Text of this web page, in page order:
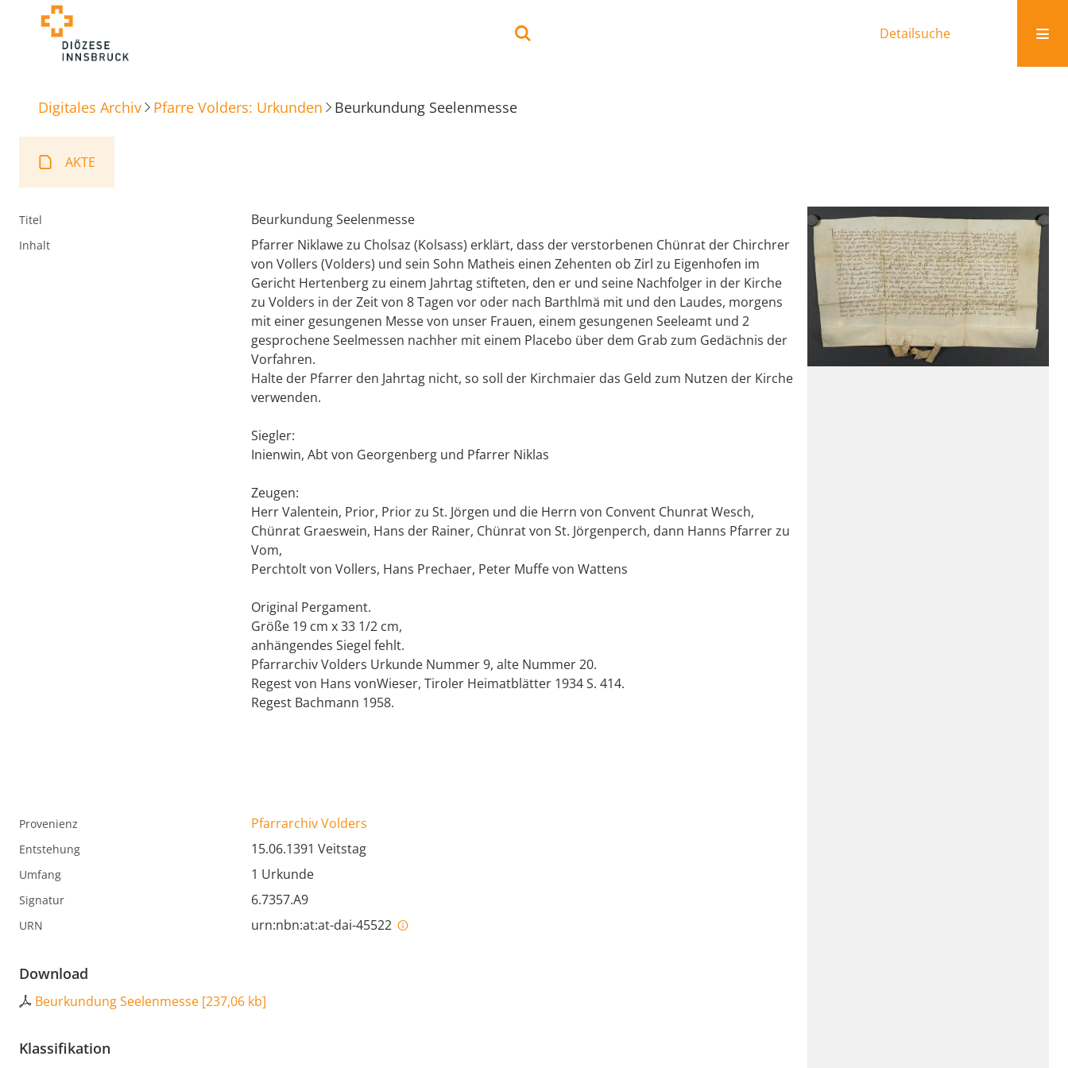
Detailsuche
Digitales Archiv Pfarre Volders: Urkunden Beurkundung Seelenmesse
AKTE
Titel Beurkundung Seelenmesse
Inhalt
Pfarrer Niklawe zu Cholsaz (Kolsass) erklärt, dass der verstorbenen Chünrat der Chirchrer
von Vollers (Volders) und sein Sohn Matheis einen Zehenten ob Zirl zu Eigenhofen im
Gericht Hertenberg zu einem Jahrtag stifteten, den er und seine Nachfolger in der Kirche
zu Volders in der Zeit von 8 Tagen vor oder nach Barthlmä mit und den Laudes, morgens
mit einer gesungenen Messe von unser Frauen, einem gesungenen Seeleamt und 2
gesprochene Seelmessen nachher mit einem Placebo über dem Grab zum Gedächnis der
Vorfahren.
Halte der Pfarrer den Jahrtag nicht, so soll der Kirchmaier das Geld zum Nutzen der Kirche
verwenden.
Siegler:
Inienwin, Abt von Georgenberg und Pfarrer Niklas
Zeugen:
Herr Valentein, Prior, Prior zu St. Jörgen und die Herrn von Convent Chunrat Wesch,
Chünrat Graeswein, Hans der Rainer, Chünrat von St. Jörgenperch, dann Hanns Pfarrer zu
Vom,
Perchtolt von Vollers, Hans Prechaer, Peter Muffe von Wattens
Original Pergament.
Größe 19 cm x 33 1/2 cm,
anhängendes Siegel fehlt.
Pfarrarchiv Volders Urkunde Nummer 9, alte Nummer 20.
Regest von Hans vonWieser, Tiroler Heimatblätter 1934 S. 414.
Regest Bachmann 1958.
Provenienz Pfarrarchiv Volders
Entstehung 15.06.1391 Veitstag
Umfang 1 Urkunde
Signatur 6.7357.A9
URN urn:nbn:at:at-dai-45522
Download
Beurkundung Seelenmesse [237,06 kb]
Klassifikation